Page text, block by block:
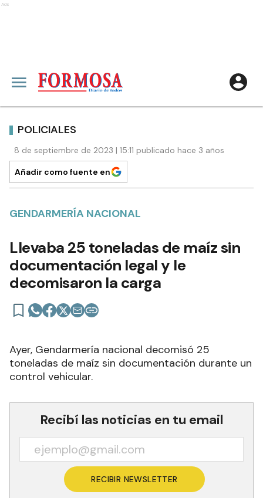
Ads
POLICIALES
8 de septiembre de 2023 | 15:11 publicado hace 3 años
Añadir como fuente en
GENDARMERÍA NACIONAL
Llevaba 25 toneladas de maíz sin
documentación legal y le
decomisaron la carga
Ayer, Gendarmería nacional decomisó 25
toneladas de maíz sin documentación durante un
control vehicular.
Recibí las noticias en tu email
RECIBIR NEWSLETTER